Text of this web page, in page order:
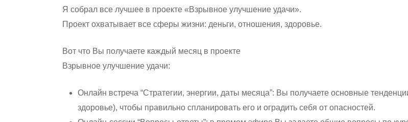
Я собрал все лучшее в проекте «Взрывное улучшение удачи».
Проект охватывает все сферы жизни: деньги, отношения, здоровье.
Вот что Вы получаете каждый месяц в проекте
Взрывное улучшение удачи:
Онлайн встреча “Стратегии, энергии, даты месяца”: Вы получаете основные
здоровье), чтобы правильно спланировать его и оградить себя от опасностей.